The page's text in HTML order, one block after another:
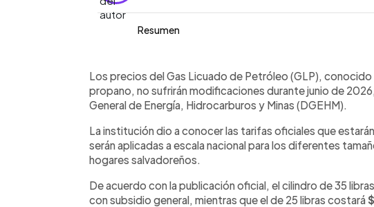
Resumen
► Escuchar artículo
La Dirección General de Energía, Hidrocarburos y
que los precios del Gas Licuado de Petróleo
cambios durante junio de 2026. El cilindro de 35
beneficiarios del subsidio focalizado, los precios
$0.94 y $0.00, respectivamente. Las autoridades
continuarán supervisando el cumplimiento de
Los precios del Gas Licuado de Petróleo (GLP),
propano, no sufrirán modificaciones durante junio de
General de Energía, Hidrocarburos y Minas (DGEHM).
La institución dio a conocer las tarifas oficiales que
serán aplicadas a escala nacional para los diferentes
hogares salvadoreños.
De acuerdo con la publicación oficial, el cilindro de 35
con subsidio general, mientras que el de 25 libras costará